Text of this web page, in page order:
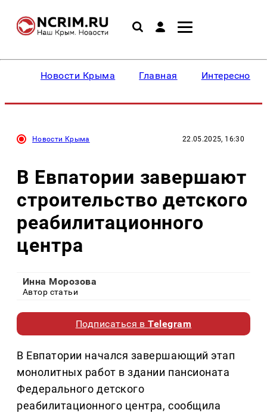
Новости Крыма Главная Интересное
Новости Крыма 22.05.2025, 16:30
В Евпатории завершают
строительство детского
реабилитационного
центра
Инна Морозова
Автор статьи
Подписаться вTelegram
В Евпатории начался завершающий этап
монолитных работ в здании пансионата
Федерального детского
реабилитационного центра, сообщила